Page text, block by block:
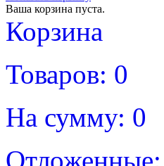
Ваша корзина пуста.
Корзина
Товаров: 0
На сумму: 0
Отложенные: